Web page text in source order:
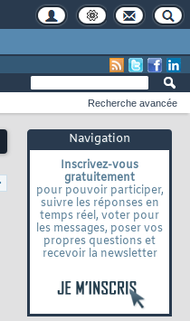
Navigation
Inscrivez-vous
gratuitement
pour pouvoir participer,
suivre les réponses en
temps réel, voter pour
les messages, poser vos
propres questions et
recevoir la newsletter
Recherche avancée